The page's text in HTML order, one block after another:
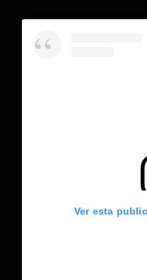
Ver esta